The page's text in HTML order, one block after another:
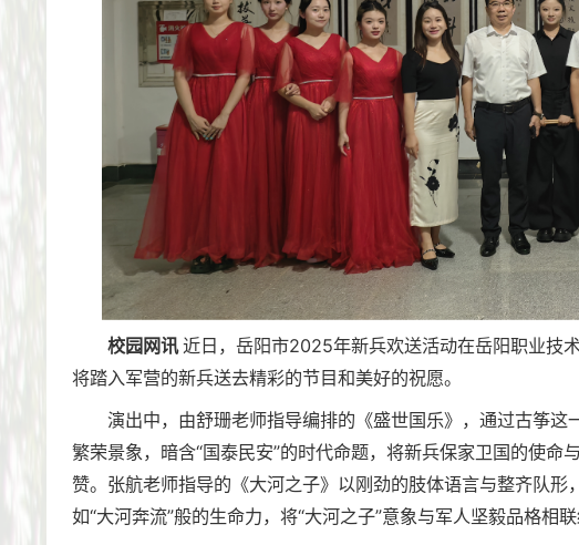
校园网讯近日，岳阳市2025年新兵欢送活动在岳阳职业技
将踏入军营的新兵送去精彩的节目和美好的祝愿。
演出中，由舒珊老师指导编排的《盛世国乐》，通过古筝
繁荣景象，暗含“国泰民安”的时代命题，将新兵保家卫国的使
赞。张航老师指导的《大河之子》以刚劲的肢体语言与整齐队
如“大河奔流”般的生命力，将“大河之子”意象与军人坚毅品格相